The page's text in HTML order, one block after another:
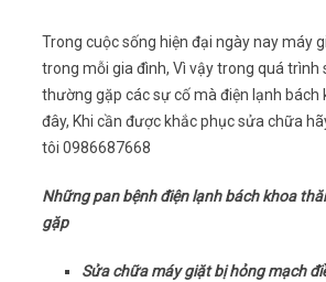
Trong cuộc sống hiện đại ngày nay máy
trong mỗi gia đình, Vì vậy trong quá trình
thường gặp các sự cố mà điện lạnh bách
đây, Khi cần được khắc phục sửa chữa
tôi 0986687668
Những pan bệnh điện lạnh bách khoa
gặp
Sửa chữa máy giặt bị hỏng mạch